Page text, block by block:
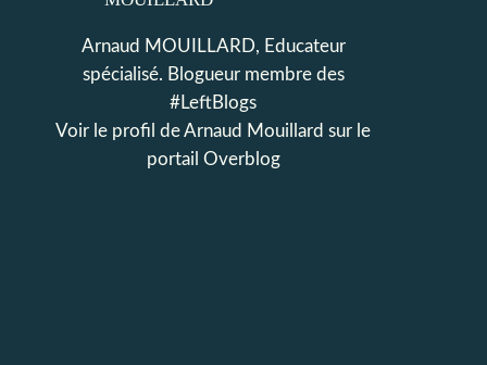
Arnaud MOUILLARD, Educateur
spécialisé. Blogueur membre des
#LeftBlogs
Voir le profil deArnaud Mouillard sur le
portail Overblog